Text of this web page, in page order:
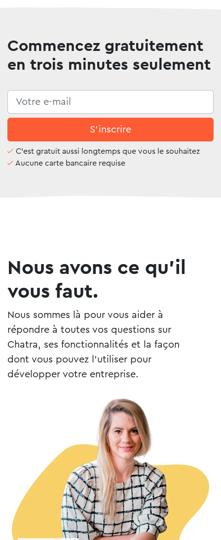
Commencez gratuitement
en trois minutes seulement
S'inscrire
C'est gratuit aussi longtemps que vous le souhaitez
Aucune carte bancaire requise
Nous avons ce qu'il
vous faut.
Nous sommes là pour vous aider à
répondre à toutes vos questions sur
Chatra, ses fonctionnalités et la façon
dont vous pouvez l'utiliser pour
développer votre entreprise.